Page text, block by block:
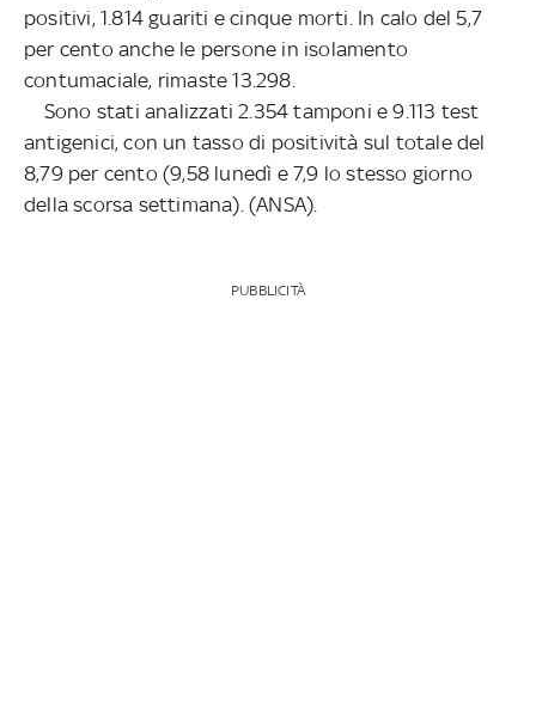
positivi, 1.814 guariti e cinque morti. In calo del 5,7
per cento anche le persone in isolamento
contumaciale, rimaste 13.298.
Sono stati analizzati 2.354 tamponi e 9.113 test
antigenici, con un tasso di positività sul totale del
8,79 per cento (9,58 lunedì e 7,9 lo stesso giorno
della scorsa settimana). (ANSA).
PUBBLICITÀ